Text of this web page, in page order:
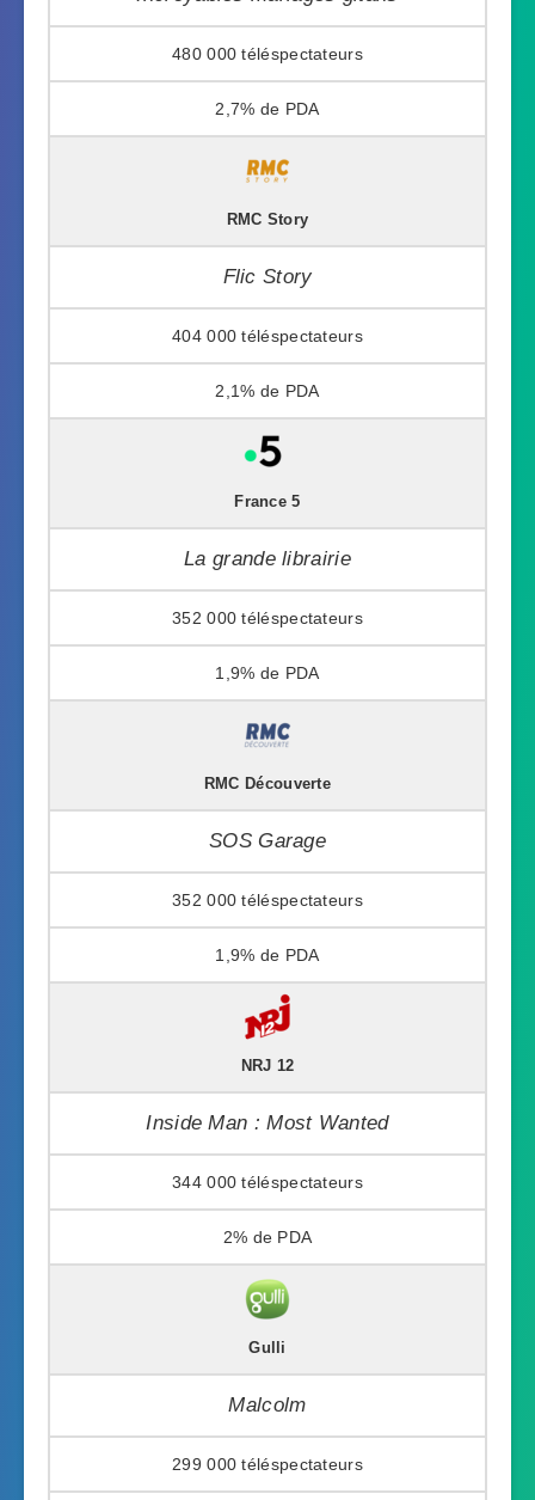
480 000
2,7%
RMC Story
Flic Story
404 000
2,1%
France 5
La grande librairie
352 000
1,9%
RMC Découverte
SOS Garage
352 000
1,9%
NRJ 12
Inside Man : Most Wanted
344 000
2%
Gulli
Malcolm
299 000